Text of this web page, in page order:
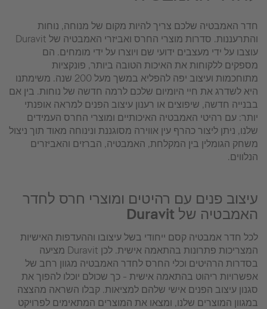
חדר האמבטיה שלכם צריך להיות מקום של מנוחה, נוחות
והתרעננות. סדרות מוצרי החרס ואביזרי האמבטיה של Duravit
עוצבו על ידי מעצבים ידועי שם ויוצרו על ידי מומחים. הם
מספקים ללקוחות את האיכות הטובה ביותר, פונקציות
מתוחכמות ועיצוב יפה להפליא במשך מעל 200 שנה. משימתנו
היא לשדרג את חיי היומיום שלכם לרמה חדשה של נוחות. בין אם
בבנייה חדשה, שיפוצים או רענון עיצוב הפנים למראה אופנתי
יותר: עם רהיטי האמבטיה האיכותיים ומוצרי החרס העמידים
שלנו, ניתן ליצור כהרף עין אווירה מסוגננת ונינוחה מאוד תוך ניצול
משחק הגומלין בין המקלחת, האמבטיה, הברזים והאביזרים
הנלווים.
עיצוב פנים עם רהיטים ומוצרי חרס לחדר
האמבטיה של Duravit
לכל חדר אמבטיה קסם ייחודי בשל עיצובו וההעדפות האישיות
המצריכות פתרונות בהתאמה אישית. לכן Duravit מציעה
בסדרות הרהיטים וכלי החרס לחדר האמבטיה מגוון רחב של
אפשרויות ריהוט בהתאמה אישית - כך שכולם יוכלו להפוך את
סגנון עיצוב הפנים אישי שלהם למציאות. קבלו השראה מהצצה
במגוון המוצרים שלנו, ומצאו את המוצרים המתאימים לפרויקט